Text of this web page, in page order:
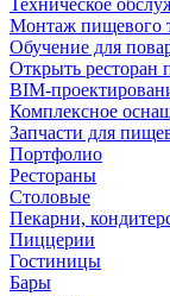
Техническое
Монтаж пищевого
Обучение для
Открыть ресторан
BIM-
Комплексное
Запчасти для
Портфолио
Рестораны
Столовые
Пекарни,
Пиццерии
Гостиницы
Бары